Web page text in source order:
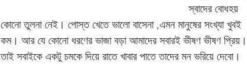
স্বাদের বোধহয়
কোনো তুলনা নেই। পোস্ত খেতে ভালো বাসেনা ,এমন মানুষের সংখ্যা খুবই
কম। আর যে কোনো ধরণের ভাজা বড়া আমাদের সবারই ভীষণ ভীষণ প্রিয়।
তাই সবাইকে একটু চমকে দিয়ে রাতে খাবার পাতে তাদের মন ভরিয়ে দেবো।